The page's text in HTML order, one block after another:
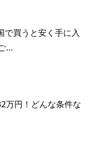
で買うと安く手に入
...
万円！どんな条件な